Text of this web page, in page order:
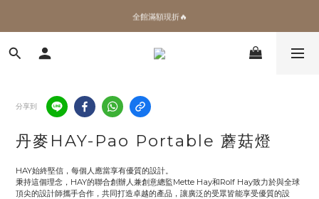
✨加入會員 即領100購物金🎫
全館滿額現折🔥
加拿大Umbra．買千送百🎫
分享到
丹麥HAY-Pao Portable 蘑菇燈
HAY始終堅信，每個人應當享有優質的設計。
秉持這個理念，HAY的聯合創辦人兼創意總監Mette Hay和Rolf Hay致力於與全球
頂尖的設計師攜手合作，共同打造卓越的產品，讓廣泛的受眾皆能享受優質的設